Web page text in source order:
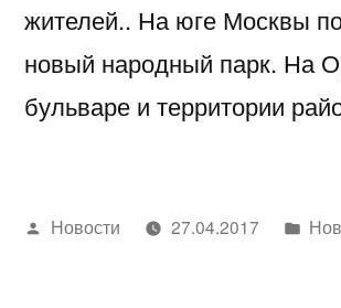
жителей.. На юге Москвы
новый народный парк. На
бульваре и территории
Написано
Новости 27.04.2017